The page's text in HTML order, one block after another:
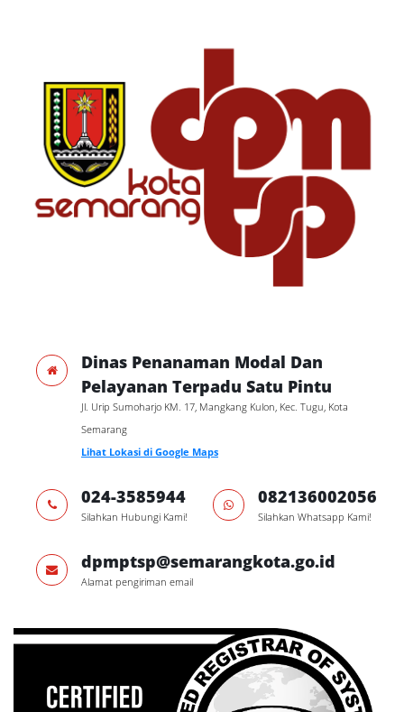
Dinas Penanaman Modal Dan
Pelayanan Terpadu Satu Pintu
Jl. Urip Sumoharjo KM. 17, Mangkang Kulon, Kec. Tugu, Kota
Semarang
Lihat Lokasi di Google Maps
024-3585944
Silahkan Hubungi Kami!
082136002056
Silahkan Whatsapp Kami!
dpmptsp@semarangkota.go.id
Alamat pengiriman email